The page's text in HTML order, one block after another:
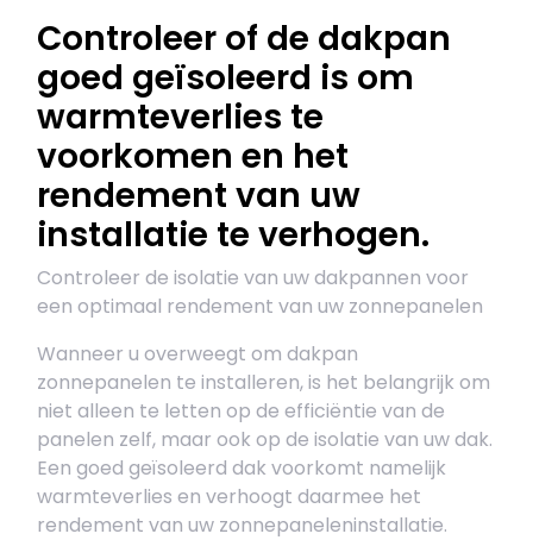
Controleer of de dakpan
goed geïsoleerd is om
warmteverlies te
voorkomen en het
rendement van uw
installatie te verhogen.
Controleer de isolatie van uw dakpannen voor
een optimaal rendement van uw zonnepanelen
Wanneer u overweegt om dakpan
zonnepanelen te installeren, is het belangrijk om
niet alleen te letten op de efficiëntie van de
panelen zelf, maar ook op de isolatie van uw dak.
Een goed geïsoleerd dak voorkomt namelijk
warmteverlies en verhoogt daarmee het
rendement van uw zonnepaneleninstallatie.